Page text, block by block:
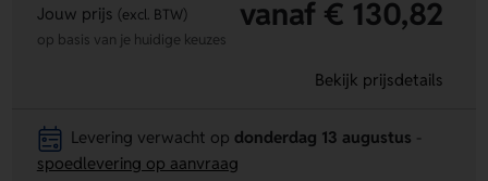
Jouw prijs (excl. BTW) vanaf € 130,82
op basis van je huidige keuzes
Bekijk prijsdetails
Levering verwacht op donderdag 13 augustus
spoedlevering op aanvraag